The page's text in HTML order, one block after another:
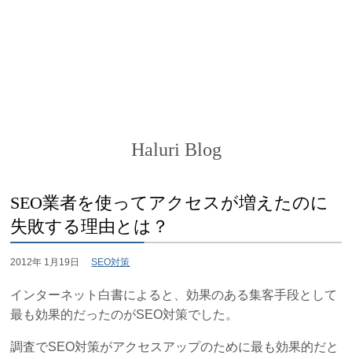
Haluri Blog
SEO業者を使ってアクセスが増えたのに
失敗する理由とは？
2012年 1月19日SEO対策
インターネット白書によると、効果のある集客手段として
最も効果的だったのがSEO対策でした。
調査でSEO対策がアクセスアップのために最も効果的だと